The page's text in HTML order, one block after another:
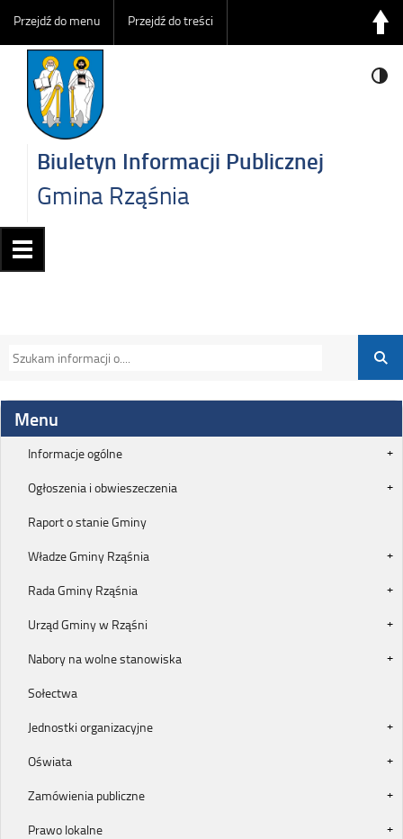
Przejdź do menu Przejdź do treści
Biuletyn Informacji Publicznej
Gmina Rząśnia
Menu
Informacje ogólne
Ogłoszenia i obwieszeczenia
Raport o stanie Gminy
Władze Gminy Rząśnia
Rada Gminy Rząśnia
Urząd Gminy w Rząśni
Nabory na wolne stanowiska
Sołectwa
Jednostki organizacyjne
Oświata
Zamówienia publiczne
Prawo lokalne